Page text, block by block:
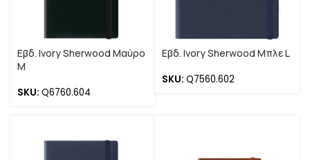
Εβδ. Ivory Sherwood Μαύρο
M
SKU: Q6760.604
Εβδ. Ivory Sherwood Μπλε L
SKU: Q7560.602